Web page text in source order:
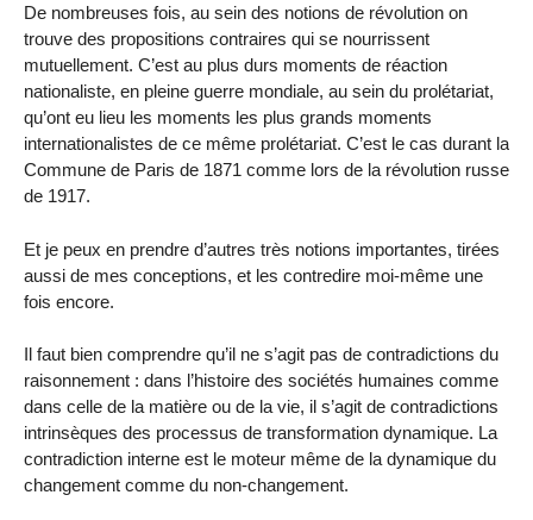
De nombreuses fois, au sein des notions de révolution on
trouve des propositions contraires qui se nourrissent
mutuellement. C’est au plus durs moments de réaction
nationaliste, en pleine guerre mondiale, au sein du prolétariat,
qu’ont eu lieu les moments les plus grands moments
internationalistes de ce même prolétariat. C’est le cas durant la
Commune de Paris de 1871 comme lors de la révolution russe
de 1917.
Et je peux en prendre d’autres très notions importantes, tirées
aussi de mes conceptions, et les contredire moi-même une
fois encore.
Il faut bien comprendre qu’il ne s’agit pas de contradictions du
raisonnement : dans l’histoire des sociétés humaines comme
dans celle de la matière ou de la vie, il s’agit de contradictions
intrinsèques des processus de transformation dynamique. La
contradiction interne est le moteur même de la dynamique du
changement comme du non-changement.